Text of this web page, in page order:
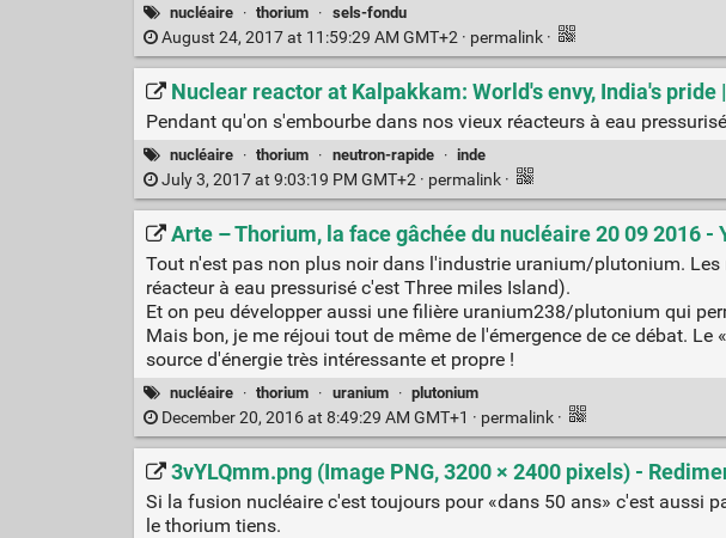
nucléaire · thorium · sels-fondu
August 24, 2017 at 11:59:29 AM GMT+2 · permalink ·
Nuclear reactor at Kalpakkam: World's envy, India's pride
Pendant qu'on s'embourbe dans nos vieux réacteurs à eau
nucléaire · thorium · neutron-rapide · inde
July 3, 2017 at 9:03:19 PM GMT+2 · permalink ·
Arte – Thorium, la face gâchée du nucléaire 20 09 2016 -
Tout n'est pas non plus noir dans l'industrie uranium/plutonium.
réacteur à eau pressurisé c'est Three miles Island).
Et on peu développer aussi une filière uranium238/plutonium qui
Mais bon, je me réjoui tout de même de l'émergence de ce débat.
source d'énergie très intéressante et propre !
nucléaire · thorium · uranium · plutonium
December 20, 2016 at 8:49:29 AM GMT+1 · permalink ·
3vYLQmm.png (Image PNG, 3200 × 2400 pixels) -
Si la fusion nucléaire c'est toujours pour «dans 50 ans» c'est aussi
le thorium tiens.